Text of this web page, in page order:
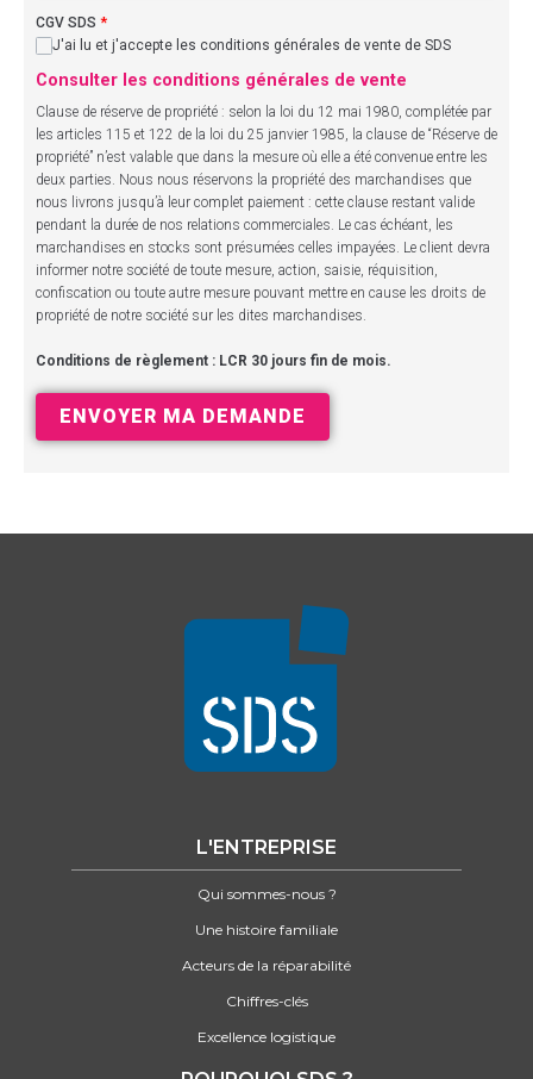
CGV SDS *
J'ai lu et j'accepte les conditions générales de vente de SDS
Consulter les conditions générales de vente
Clause de réserve de propriété : selon la loi du 12 mai 1980, complétée par
les articles 115 et 122 de la loi du 25 janvier 1985, la clause de “Réserve de
propriété” n’est valable que dans la mesure où elle a été convenue entre les
deux parties. Nous nous réservons la propriété des marchandises que
nous livrons jusqu’à leur complet paiement : cette clause restant valide
pendant la durée de nos relations commerciales. Le cas échéant, les
marchandises en stocks sont présumées celles impayées. Le client devra
informer notre société de toute mesure, action, saisie, réquisition,
confiscation ou toute autre mesure pouvant mettre en cause les droits de
propriété de notre société sur les dites marchandises.
Conditions de règlement : LCR 30 jours fin de mois.
ENVOYER MA DEMANDE
L'ENTREPRISE
Qui sommes-nous ?
Une histoire familiale
Acteurs de la réparabilité
Chiffres-clés
Excellence logistique